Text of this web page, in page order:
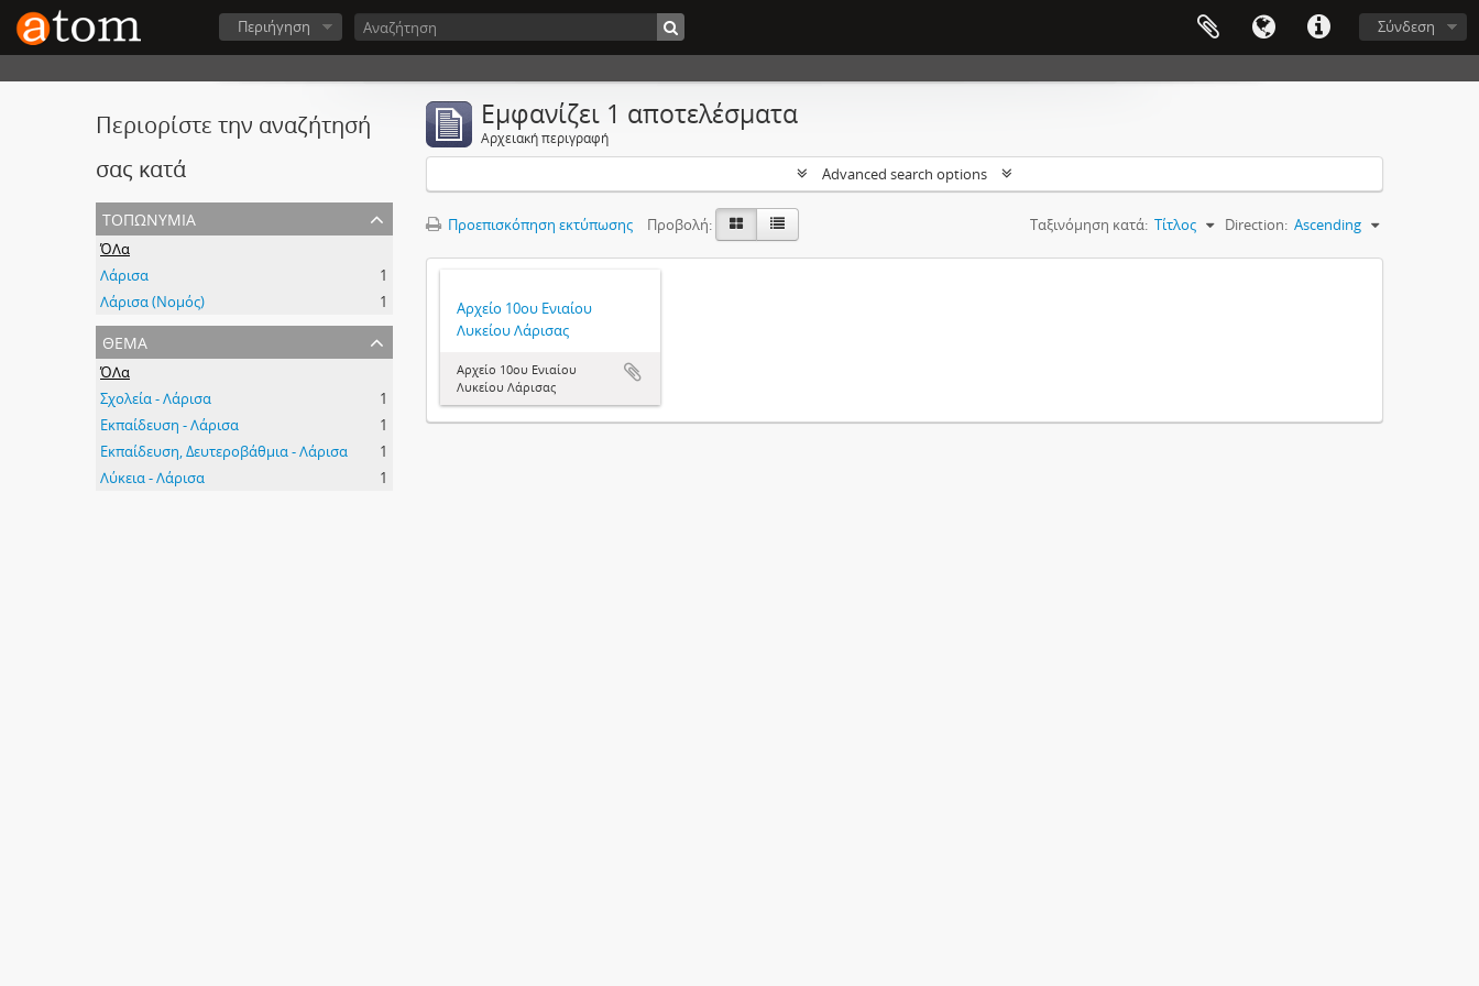
Σύνδεση
Περιήγηση
Περιορίστε την αναζήτησή
σας κατά
τοπωνύμια
ΌΛα
Λάρισα
1
Λάρισα (Νομός)
1
θέμα
ΌΛα
Σχολεία - Λάρισα
1
Εκπαίδευση - Λάρισα
1
Εκπαίδευση, Δευτεροβάθμια - Λάρισα
1
Λύκεια - Λάρισα
1
Εμφανίζει 1 αποτελέσματα
Αρχειακή περιγραφή
Advanced search options
Προεπισκόπηση εκτύπωσης Προβολή: Ταξινόμηση κατά: Τίτλος Direction: Ascending
Αρχείο 10ου Ενιαίου
Λυκείου Λάρισας
Αρχείο 10ου Ενιαίου
Λυκείου Λάρισας